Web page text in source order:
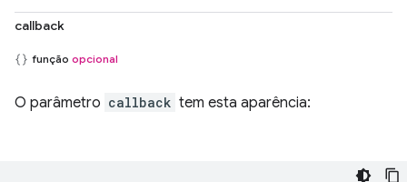
callback
função opcional
O parâmetro callback tem esta aparência: